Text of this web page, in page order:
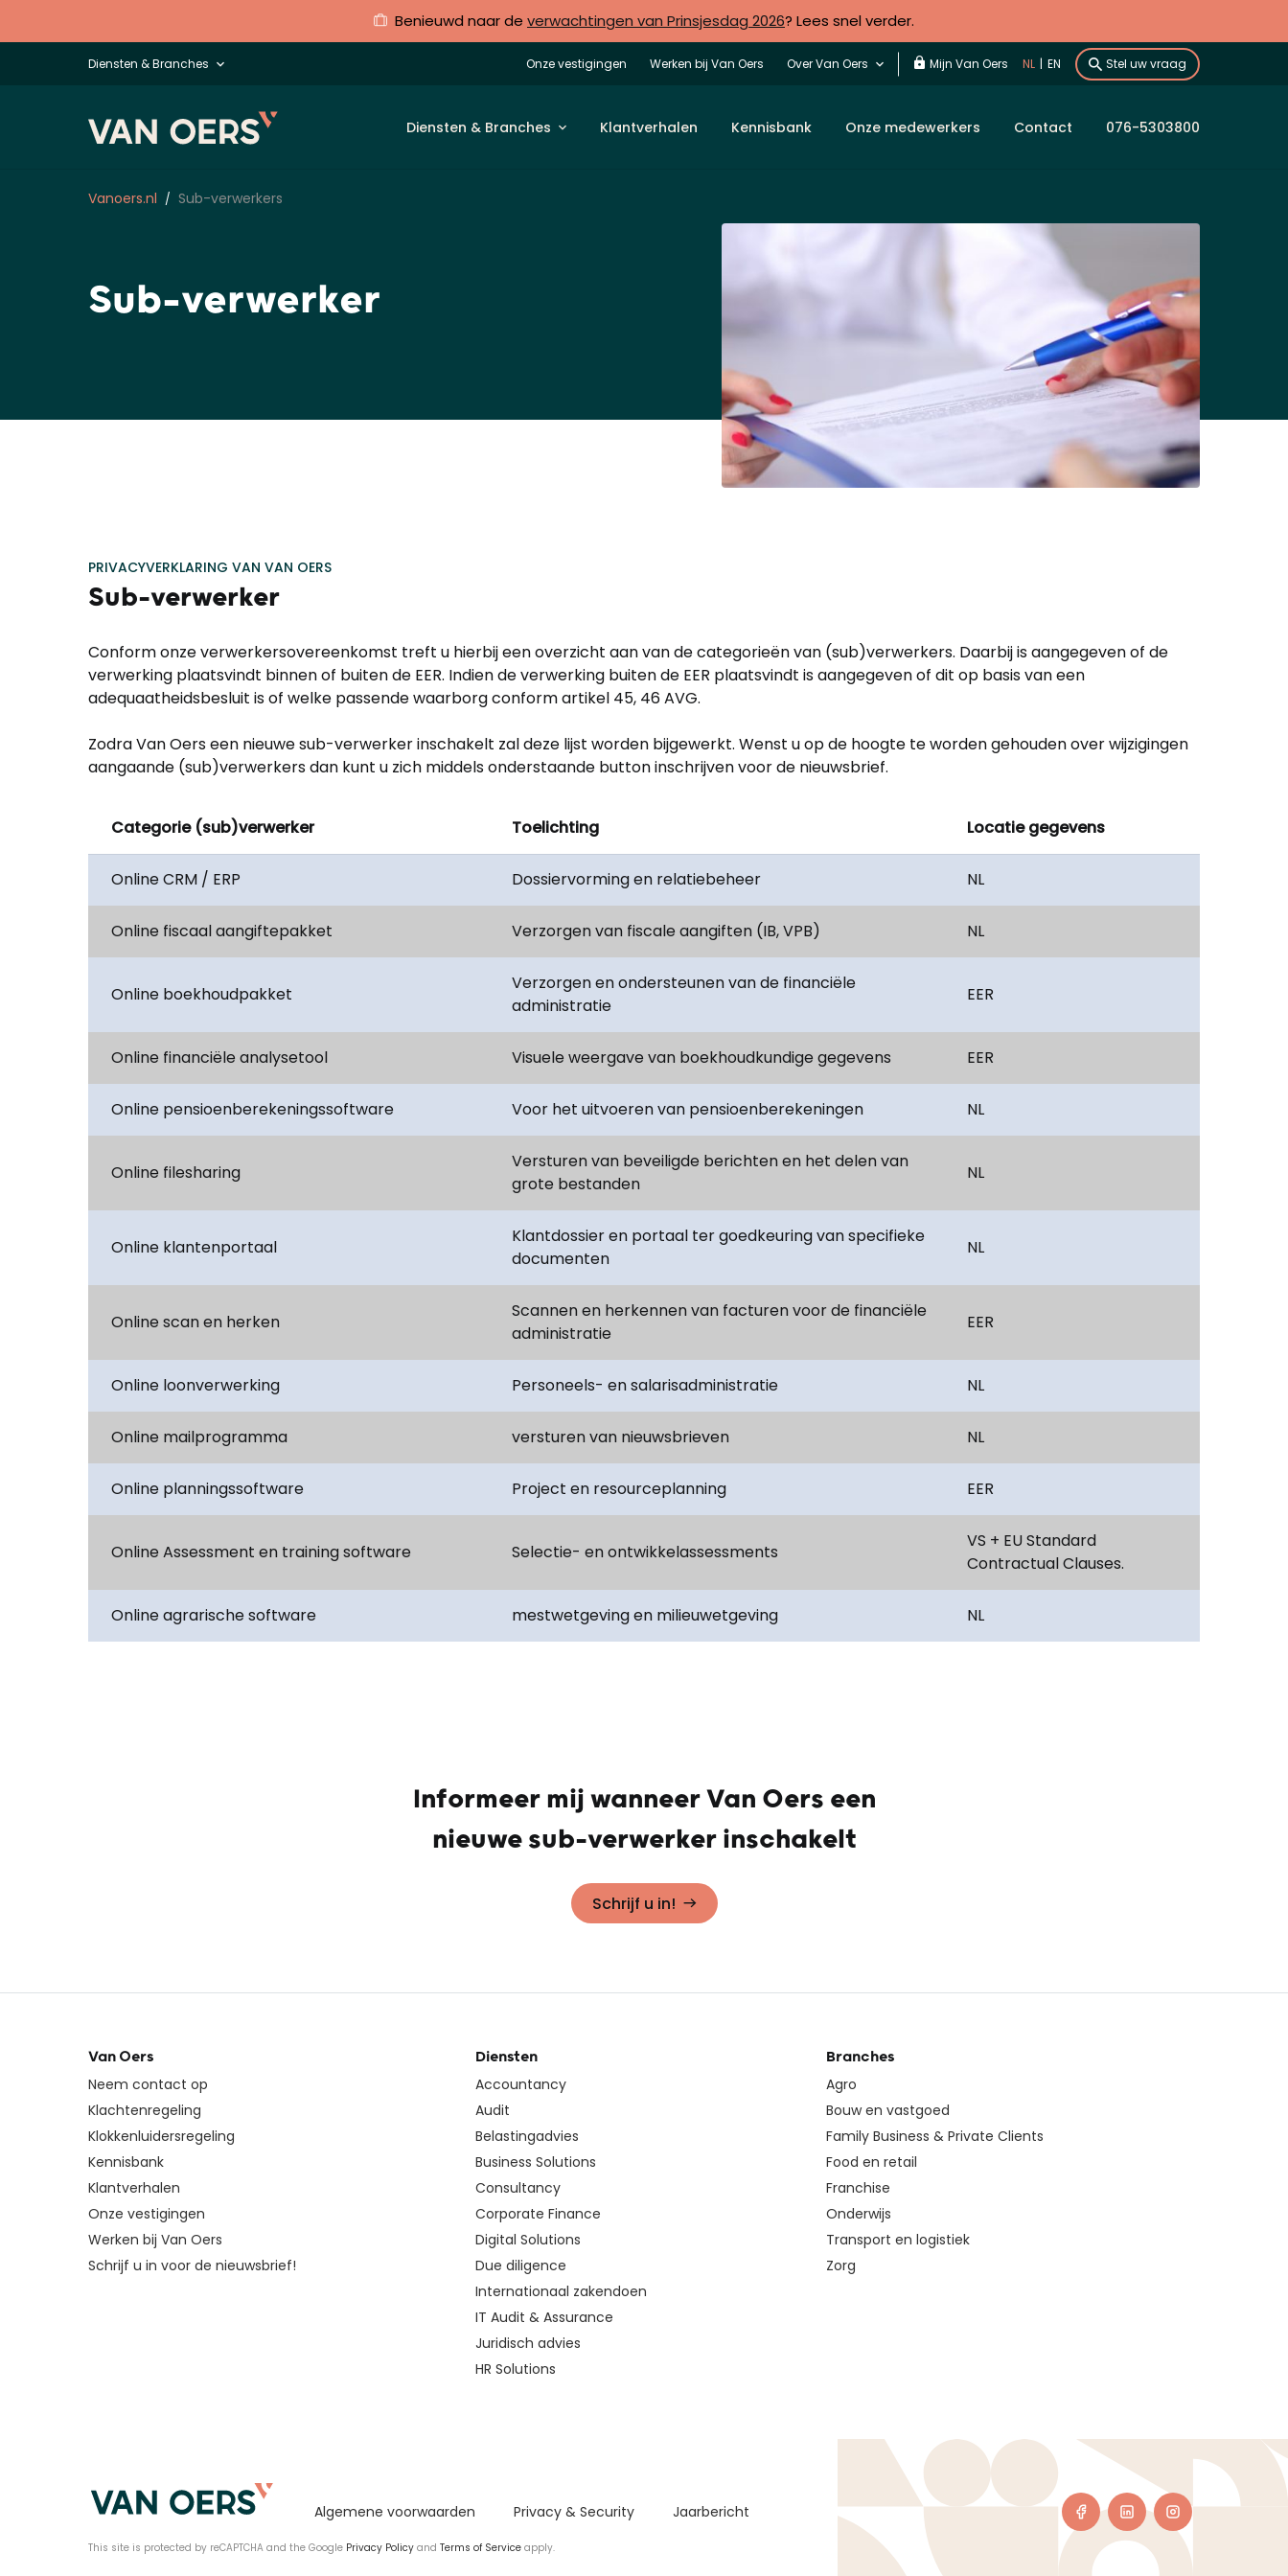
Benieuwd naar de verwachtingen van Prinsjesdag 2026? Lees snel verder.
Diensten & Branches Onze vestigingen Werken bij Van Oers Over Van Oers Mijn Van Oers NL | EN Stel uw vraag
Diensten & Branches Klantverhalen Kennisbank Onze medewerkers Contact 076-5303800
Vanoers.nl Sub-verwerkers
Sub-verwerker
PRIVACYVERKLARING VAN VAN OERS
Sub-verwerker
Conform onze verwerkersovereenkomst treft u hierbij een overzicht aan van de categorieën van (sub)verwerkers. Daarbij is aangegeven of de
verwerking plaatsvindt binnen of buiten de EER. Indien de verwerking buiten de EER plaatsvindt is aangegeven of dit op basis van een
adequaatheidsbesluit is of welke passende waarborg conform artikel 45, 46 AVG.
Zodra Van Oers een nieuwe sub-verwerker inschakelt zal deze lijst worden bijgewerkt. Wenst u op de hoogte te worden gehouden over wijzigingen
aangaande (sub)verwerkers dan kunt u zich middels onderstaande button inschrijven voor de nieuwsbrief.
Categorie (sub)verwerker Toelichting Locatie gegevens
Online CRM / ERP Dossiervorming en relatiebeheer NL
Online fiscaal aangiftepakket Verzorgen van fiscale aangiften (IB, VPB) NL
Online boekhoudpakket
Verzorgen en ondersteunen van de financiële
administratie
EER
Online financiële analysetool Visuele weergave van boekhoudkundige gegevens EER
Online pensioenberekeningssoftware Voor het uitvoeren van pensioenberekeningen NL
Online filesharing
Versturen van beveiligde berichten en het delen van
grote bestanden
NL
Online klantenportaal
Klantdossier en portaal ter goedkeuring van specifieke
documenten
NL
Online scan en herken
Scannen en herkennen van facturen voor de financiële
administratie
EER
Online loonverwerking Personeels- en salarisadministratie NL
Online mailprogramma versturen van nieuwsbrieven NL
Online planningssoftware Project en resourceplanning EER
Online Assessment en training software Selectie- en ontwikkelassessments
VS + EU Standard
Contractual Clauses.
Online agrarische software mestwetgeving en milieuwetgeving NL
Informeer mij wanneer Van Oers een
nieuwe sub-verwerker inschakelt
Schrijf u in!
Van Oers
Neem contact op
Klachtenregeling
Klokkenluidersregeling
Kennisbank
Klantverhalen
Onze vestigingen
Werken bij Van Oers
Schrijf u in voor de nieuwsbrief!
Diensten
Accountancy
Audit
Belastingadvies
Business Solutions
Consultancy
Corporate Finance
Digital Solutions
Due diligence
Internationaal zakendoen
IT Audit & Assurance
Juridisch advies
HR Solutions
Branches
Agro
Bouw en vastgoed
Family Business & Private Clients
Food en retail
Franchise
Onderwijs
Transport en logistiek
Zorg
Algemene voorwaarden Privacy & Security Jaarbericht
This site is protected by reCAPTCHA and the Google Privacy Policy and Terms of Service apply.